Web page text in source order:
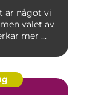
är något vi
valet av
mer ...